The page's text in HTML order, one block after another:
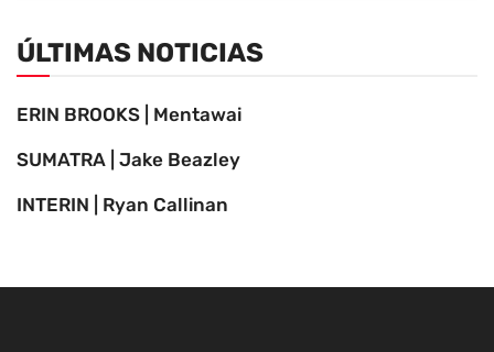
ÚLTIMAS NOTICIAS
ERIN BROOKS | Mentawai
SUMATRA | Jake Beazley
INTERIN | Ryan Callinan